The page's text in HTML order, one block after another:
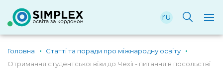
ru
Головна
Статті та поради про міжнародну освіту
Отримання студентської візи до Чехії - питання в посольстві